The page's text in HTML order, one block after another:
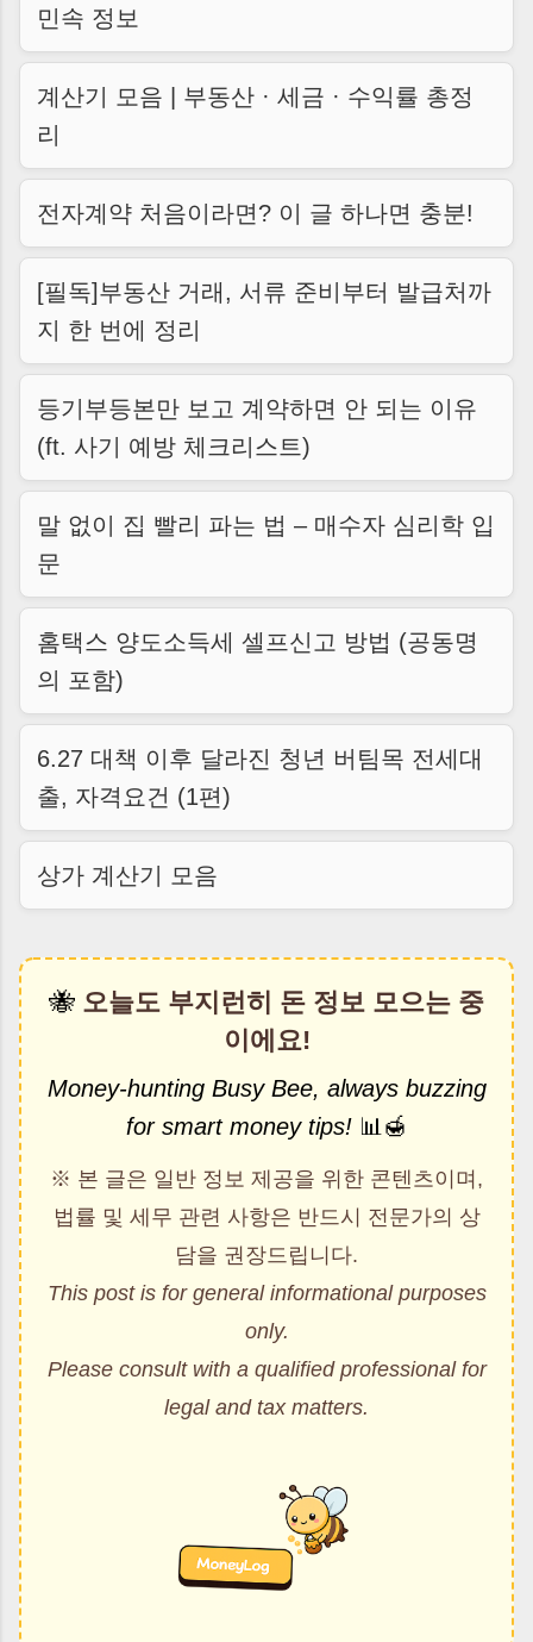
민속 정보
계산기 모음 | 부동산 · 세금 · 수익률 총정
리
전자계약 처음이라면? 이 글 하나면 충분!
[필독]부동산 거래, 서류 준비부터 발급처까
지 한 번에 정리
등기부등본만 보고 계약하면 안 되는 이유
(ft. 사기 예방 체크리스트)
말 없이 집 빨리 파는 법 – 매수자 심리학 입
문
홈택스 양도소득세 셀프신고 방법 (공동명
의 포함)
6.27 대책 이후 달라진 청년 버팀목 전세대
출, 자격요건 (1편)
상가 계산기 모음
🐝 오늘도 부지런히 돈 정보 모으는 중
이에요!
Money-hunting Busy Bee, always buzzing
for smart money tips! 📊🍯
※ 본 글은 일반 정보 제공을 위한 콘텐츠이며,
법률 및 세무 관련 사항은 반드시 전문가의 상
담을 권장드립니다.
This post is for general informational purposes
only.
Please consult with a qualified professional for
legal and tax matters.